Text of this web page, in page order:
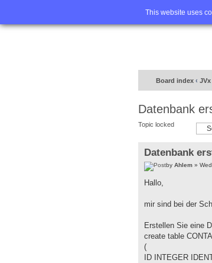
This website uses
Home
Board index ‹
Datenbank
Topic locked
Datenbank
by Ahlem »
Hallo,
mir sind bei der
Erstellen Sie eine
create table
(
ID INTEGER